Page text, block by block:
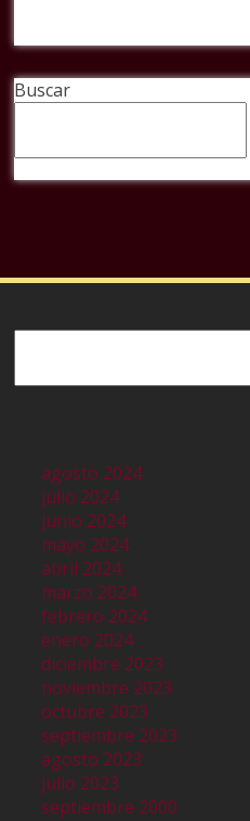
Buscar
agosto 2024
julio 2024
junio 2024
mayo 2024
abril 2024
marzo 2024
febrero 2024
enero 2024
diciembre 2023
noviembre 2023
octubre 2023
septiembre 2023
agosto 2023
julio 2023
septiembre 2000